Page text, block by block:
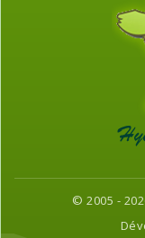
© 2005 -